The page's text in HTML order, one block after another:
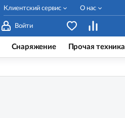
Войти
Клиентский сервис О нас
Снаряжение Прочая техника